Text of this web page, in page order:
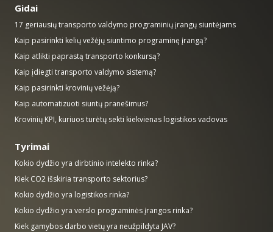
Gidai
17 geriausių transporto valdymo programinių įrangų siuntėjams
Kaip pasirinkti kelių vežėjų siuntimo programinę įrangą?
Kaip atlikti paprastą transporto konkursą?
Kaip įdiegti transporto valdymo sistemą?
Kaip pasirinkti krovinių vežėją?
Kaip automatizuoti siuntų pranešimus?
Krovinių KPI, kuriuos turėtų sekti kiekvienas logistikos vadovas
Tyrimai
Kokio dydžio yra dirbtinio intelekto rinka?
Kiek CO2 išskiria transporto sektorius?
Kokio dydžio yra logistikos rinka?
Kokio dydžio yra verslo programinės įrangos rinka?
Kiek gamybos darbo vietų yra neužpildyta JAV?